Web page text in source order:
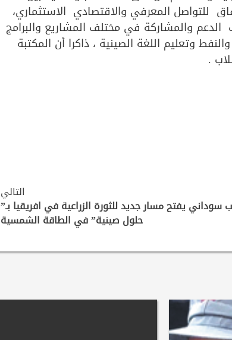
للتواصل المعرفي والاقتصادي الاستثماري،
والمشاركة في مختلف المشاريع والبرامج
وتعليم اللغة الصينية ، ذاكرا أن المكتبة
.
التالي
سوداني يفتح مسار جديد للثورة الزراعية في افريقيا بـ”
حلول صينية” في الطاقة الشمسية